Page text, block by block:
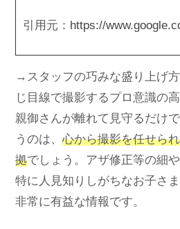
引用元： https://
→スタッフの巧みな盛り上げ
じ目線で撮影するプロ意識の
親御さんが離れて見守るだけ
うのは、 心から撮影を任せら
拠でしょう。アザ修正等の細
特に人見知りしがちなお子さ
非常に有益な情報です。